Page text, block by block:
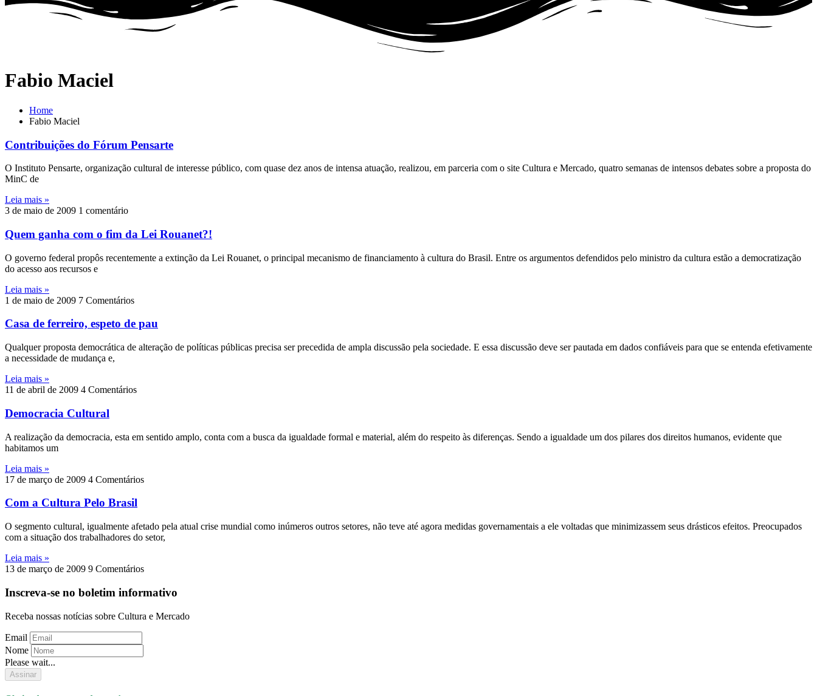
Fabio Maciel
Home
Fabio Maciel
Contribuições do Fórum Pensarte
O Instituto Pensarte, organização cultural de interesse público, com quase dez anos de intensa atuação, realizou, em parceria com o site Cultura e Mercado, quatro semanas de intensos debates sobre a proposta do
MinC de
Leia mais »
3 de maio de 2009 1 comentário
Quem ganha com o fim da Lei Rouanet?!
O governo federal propôs recentemente a extinção da Lei Rouanet, o principal mecanismo de financiamento à cultura do Brasil. Entre os argumentos defendidos pelo ministro da cultura estão a democratização
do acesso aos recursos e
Leia mais »
1 de maio de 2009 7 Comentários
Casa de ferreiro, espeto de pau
Qualquer proposta democrática de alteração de políticas públicas precisa ser precedida de ampla discussão pela sociedade. E essa discussão deve ser pautada em dados confiáveis para que se entenda efetivamente
a necessidade de mudança e,
Leia mais »
11 de abril de 2009 4 Comentários
Democracia Cultural
A realização da democracia, esta em sentido amplo, conta com a busca da igualdade formal e material, além do respeito às diferenças. Sendo a igualdade um dos pilares dos direitos humanos, evidente que
habitamos um
Leia mais »
17 de março de 2009 4 Comentários
Com a Cultura Pelo Brasil
O segmento cultural, igualmente afetado pela atual crise mundial como inúmeros outros setores, não teve até agora medidas governamentais a ele voltadas que minimizassem seus drásticos efeitos. Preocupados
com a situação dos trabalhadores do setor,
Leia mais »
13 de março de 2009 9 Comentários
Inscreva-se no boletim informativo
Receba nossas notícias sobre Cultura e Mercado
Email
Nome
Please wait...
Assinar